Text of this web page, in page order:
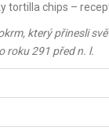
tortilla chips –
který přinesli
roku 291 před n. l.